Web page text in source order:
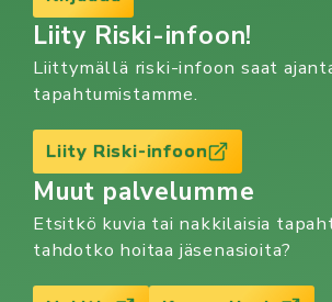
Liity Riski-infoon!
Liittymällä riski-infoon saat
tapahtumistamme.
Liity Riski-infoon
Muut palvelumme
Etsitkö kuvia tai nakkilaisia
tahdotko hoitaa jäsenasioita?